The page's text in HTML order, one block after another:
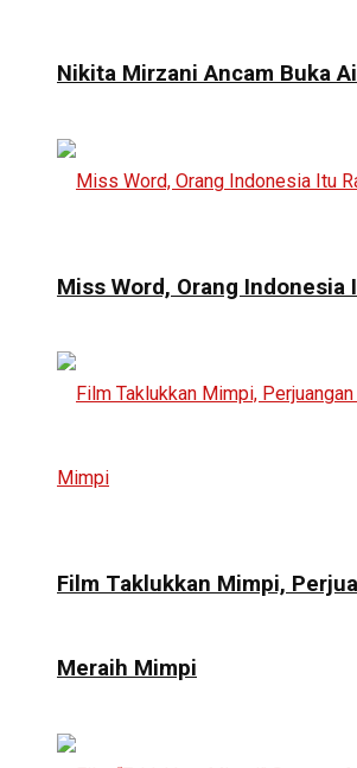
Nikita Mirzani Ancam Buka
Miss Word, Orang Indonesia
Film Taklukkan Mimpi,
Meraih Mimpi